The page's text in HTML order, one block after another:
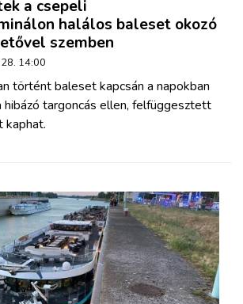
a csepeli
halálos baleset okozó
szemben
14:00
történt baleset kapcsán a napokban
targoncás ellen, felfüggesztett
kaphat.